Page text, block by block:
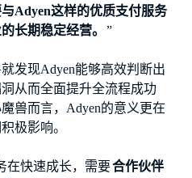
Adyen这样的优质支付服务
长期稳定经营。
”
发现Adyen能够高效判断出
从而全面提升全流程成功
兽而言，Adyen的意义更在
极影响。
在快速成长，需要合作伙伴